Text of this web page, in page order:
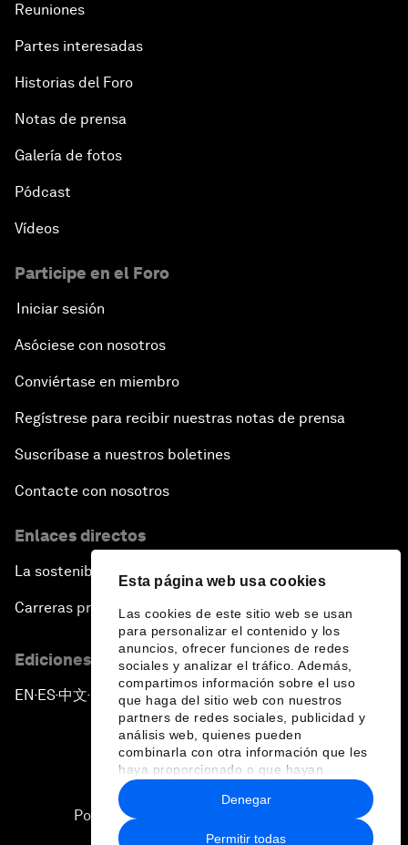
Esta página web usa cookies
Las cookies de este sitio web se usan
para personalizar el contenido y los
anuncios, ofrecer funciones de redes
sociales y analizar el tráfico. Además,
compartimos información sobre el uso
que haga del sitio web con nuestros
partners de redes sociales, publicidad y
análisis web, quienes pueden
combinarla con otra información que les
haya proporcionado o que hayan
recopilado a partir del uso que haya
hecho de sus servicios.
Permitir todas
Denegar
Reuniones
Partes interesadas
Historias del Foro
Notas de prensa
Galería de fotos
Pódcast
Vídeos
Participe en el Foro
Iniciar sesión
Asóciese con nosotros
Conviértase en miembro
Regístrese para recibir nuestras notas de prensa
Suscríbase a nuestros boletines
Contacte con nosotros
Enlaces directos
La sostenibilidad en el Foro
Carreras profesionales
Ediciones en otros idiomas
EN ▪ ES▪中文▪ 日本語
Política de privacidad y normas de uso